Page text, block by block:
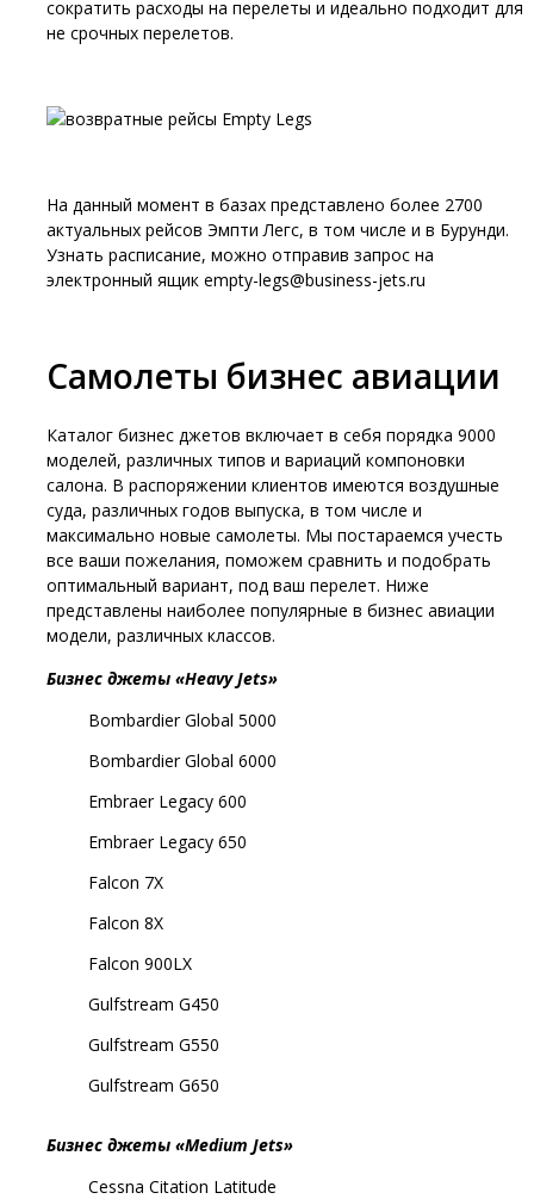
сократить расходы на перелеты и идеально подходит для
не срочных перелетов.
На данный момент в базах представлено более 2700
актуальных рейсов Эмпти Легс, в том числе и в Бурунди.
Узнать расписание, можно отправив запрос на
электронный ящик empty-legs@business-jets.ru
Самолеты бизнес авиации
Каталог бизнес джетов включает в себя порядка 9000
моделей, различных типов и вариаций компоновки
салона. В распоряжении клиентов имеются воздушные
суда, различных годов выпуска, в том числе и
максимально новые самолеты. Мы постараемся учесть
все ваши пожелания, поможем сравнить и подобрать
оптимальный вариант, под ваш перелет. Ниже
представлены наиболее популярные в бизнес авиации
модели, различных классов.
Бизнес джеты «Heavy Jets»
Bombardier Global 5000
Bombardier Global 6000
Embraer Legacy 600
Embraer Legacy 650
Falcon 7X
Falcon 8X
Falcon 900LX
Gulfstream G450
Gulfstream G550
Gulfstream G650
Бизнес джеты «Medium Jets»
Cessna Citation Latitude